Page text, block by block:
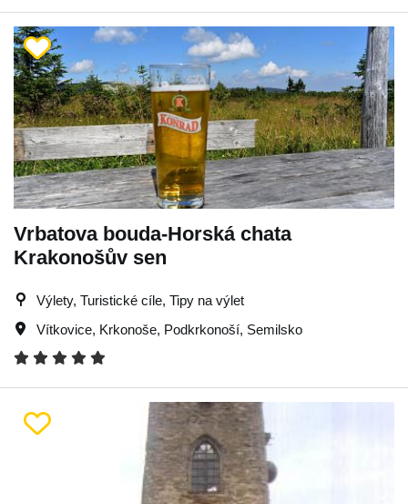
Vrbatova bouda-Horská chata
Krakonošův sen
Výlety, Turistické cíle, Tipy na výlet
Vítkovice, Krkonoše, Podkrkonoší, Semilsko